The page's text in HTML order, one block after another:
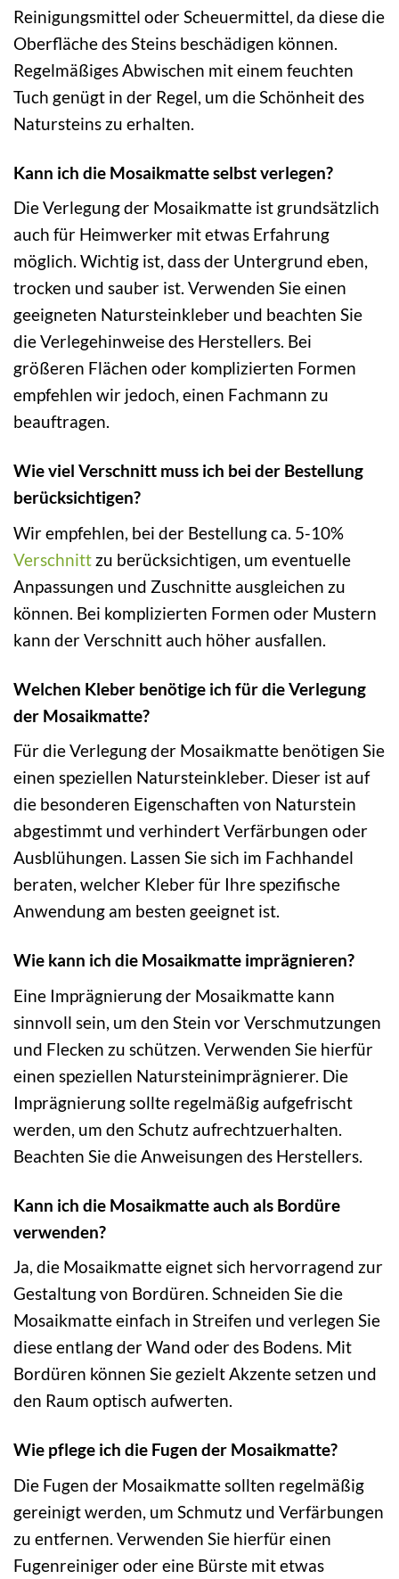
Reinigungsmittel oder Scheuermittel, da diese die
Oberfläche des Steins beschädigen können.
Regelmäßiges Abwischen mit einem feuchten
Tuch genügt in der Regel, um die Schönheit des
Natursteins zu erhalten.
Kann ich die Mosaikmatte selbst verlegen?
Die Verlegung der Mosaikmatte ist grundsätzlich
auch für Heimwerker mit etwas Erfahrung
möglich. Wichtig ist, dass der Untergrund eben,
trocken und sauber ist. Verwenden Sie einen
geeigneten Natursteinkleber und beachten Sie
die Verlegehinweise des Herstellers. Bei
größeren Flächen oder komplizierten Formen
empfehlen wir jedoch, einen Fachmann zu
beauftragen.
Wie viel Verschnitt muss ich bei der Bestellung
berücksichtigen?
Wir empfehlen, bei der Bestellung ca. 5-10%
Verschnitt zu berücksichtigen, um eventuelle
Anpassungen und Zuschnitte ausgleichen zu
können. Bei komplizierten Formen oder Mustern
kann der Verschnitt auch höher ausfallen.
Welchen Kleber benötige ich für die Verlegung
der Mosaikmatte?
Für die Verlegung der Mosaikmatte benötigen Sie
einen speziellen Natursteinkleber. Dieser ist auf
die besonderen Eigenschaften von Naturstein
abgestimmt und verhindert Verfärbungen oder
Ausblühungen. Lassen Sie sich im Fachhandel
beraten, welcher Kleber für Ihre spezifische
Anwendung am besten geeignet ist.
Wie kann ich die Mosaikmatte imprägnieren?
Eine Imprägnierung der Mosaikmatte kann
sinnvoll sein, um den Stein vor Verschmutzungen
und Flecken zu schützen. Verwenden Sie hierfür
einen speziellen Natursteinimprägnierer. Die
Imprägnierung sollte regelmäßig aufgefrischt
werden, um den Schutz aufrechtzuerhalten.
Beachten Sie die Anweisungen des Herstellers.
Kann ich die Mosaikmatte auch als Bordüre
verwenden?
Ja, die Mosaikmatte eignet sich hervorragend zur
Gestaltung von Bordüren. Schneiden Sie die
Mosaikmatte einfach in Streifen und verlegen Sie
diese entlang der Wand oder des Bodens. Mit
Bordüren können Sie gezielt Akzente setzen und
den Raum optisch aufwerten.
Wie pflege ich die Fugen der Mosaikmatte?
Die Fugen der Mosaikmatte sollten regelmäßig
gereinigt werden, um Schmutz und Verfärbungen
zu entfernen. Verwenden Sie hierfür einen
Fugenreiniger oder eine Bürste mit etwas